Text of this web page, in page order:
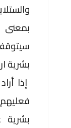
بشرية
إذا
بشرية